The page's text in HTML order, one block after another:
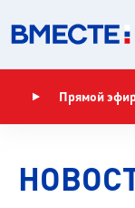
Прямой